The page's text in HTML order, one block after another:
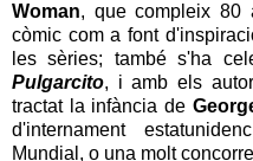
Woman, que compleix 80
còmic com a font
les sèries; també s'ha
Pulgarcito, i amb els
tractat la infància de
d'internament
Mundial, o una molt